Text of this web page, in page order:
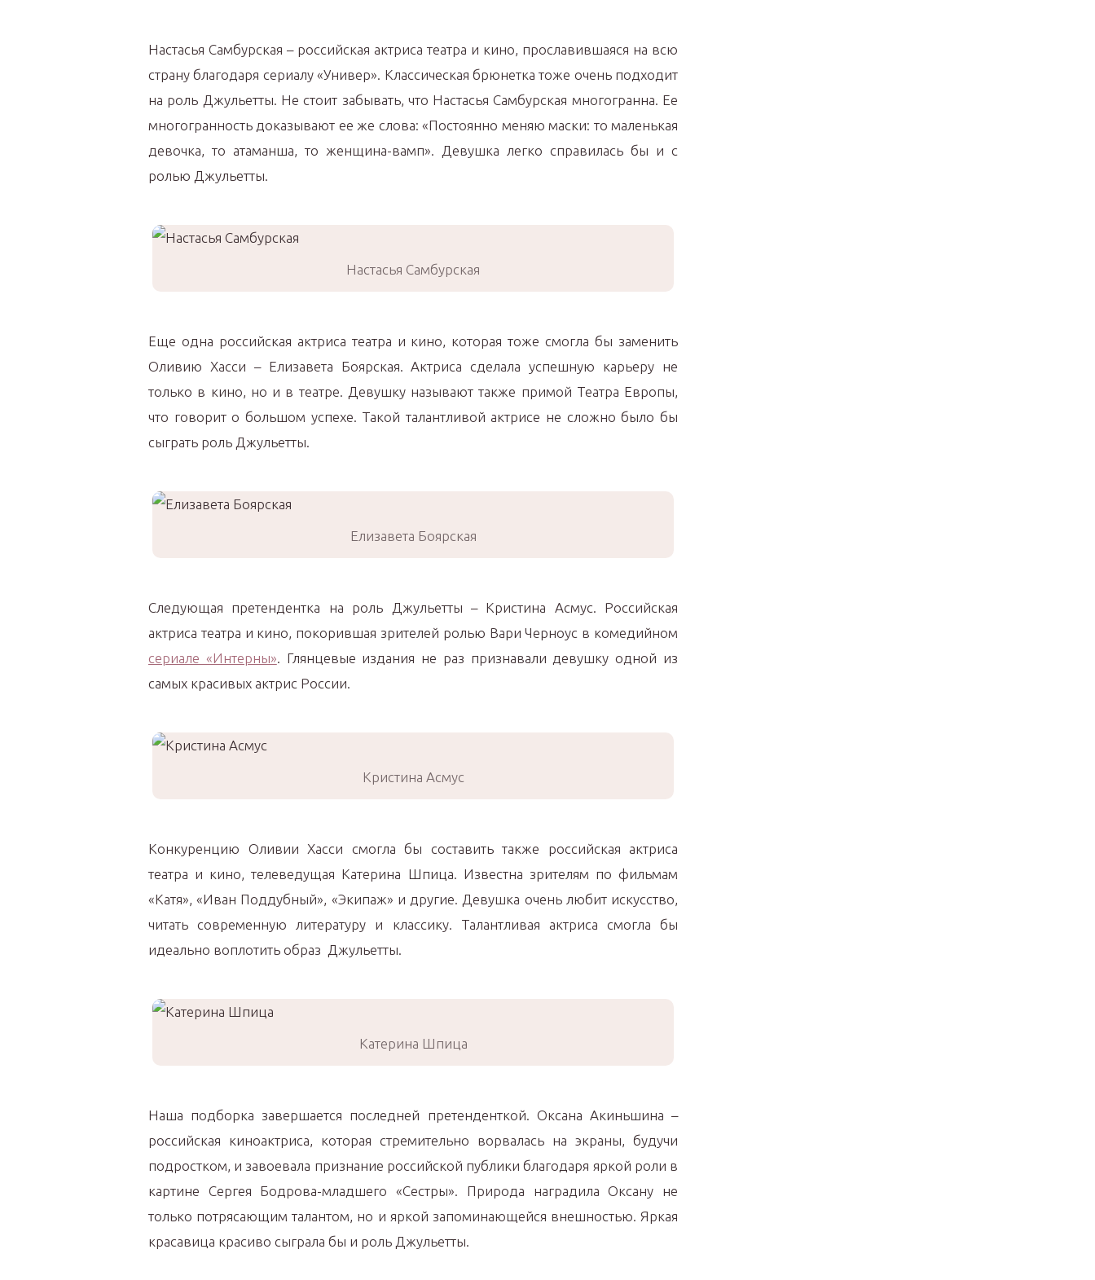
Настасья Самбурская – российская актриса театра и кино, прославившаяся на всю
страну благодаря сериалу «Универ». Классическая брюнетка тоже очень подходит
на роль Джульетты. Не стоит забывать, что Настасья Самбурская многогранна. Ее
многогранность доказывают ее же слова: «Постоянно меняю маски: то маленькая
девочка, то атаманша, то женщина-вамп». Девушка легко справилась бы и с
ролью Джульетты.
Настасья Самбурская
Еще одна российская актриса театра и кино, которая тоже смогла бы заменить
Оливию Хасси – Елизавета Боярская. Актриса сделала успешную карьеру не
только в кино, но и в театре. Девушку называют также примой Театра Европы,
что говорит о большом успехе. Такой талантливой актрисе не сложно было бы
сыграть роль Джульетты.
Елизавета Боярская
Следующая претендентка на роль Джульетты – Кристина Асмус. Российская
актриса театра и кино, покорившая зрителей ролью Вари Черноус в комедийном
сериале «Интерны» . Глянцевые издания не раз признавали девушку одной из
самых красивых актрис России.
Кристина Асмус
Конкуренцию Оливии Хасси смогла бы составить также российская актриса
театра и кино, телеведущая Катерина Шпица. Известна зрителям по фильмам
«Катя», «Иван Поддубный», «Экипаж» и другие. Девушка очень любит искусство,
читать современную литературу и классику. Талантливая актриса смогла бы
идеально воплотить образ Джульетты.
Катерина Шпица
Наша подборка завершается последней претенденткой. Оксана Акиньшина –
российская киноактриса, которая стремительно ворвалась на экраны, будучи
подростком, и завоевала признание российской публики благодаря яркой роли в
картине Сергея Бодрова-младшего «Сестры». Природа наградила Оксану не
только потрясающим талантом, но и яркой запоминающейся внешностью. Яркая
красавица красиво сыграла бы и роль Джульетты.